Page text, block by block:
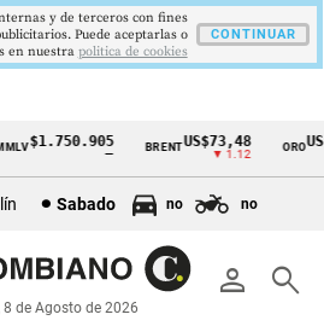
$1.750.905 BRENTUS$73,48
▼ 1.12
ORO
Sabado no no
person search
8 de Agosto de 2026
y de terceros con fines
Puede aceptarlas o
en nuestra politica de cookies
CONTINUAR